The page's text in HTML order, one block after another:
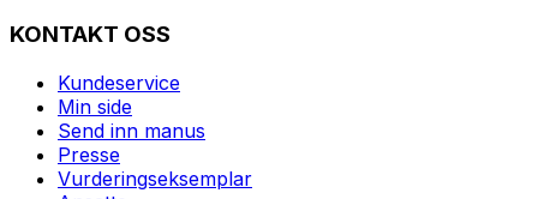
KONTAKT OSS
Kundeservice
Min side
Send inn manus
Presse
Vurderingseksemplar